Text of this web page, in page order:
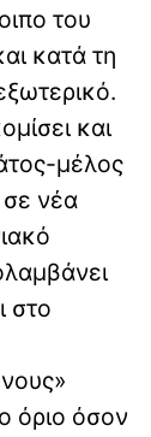
του
κατά τη
και
μέλος
νέα
στο
όριο όσον